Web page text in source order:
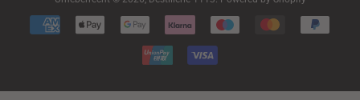
Zahlungsarten